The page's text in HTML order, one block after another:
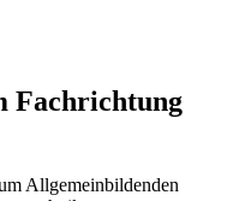
Fachrichtung
Allgemeinbildenden